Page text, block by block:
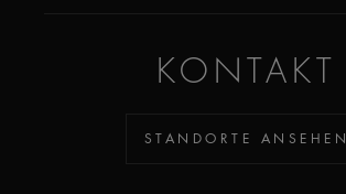
KONTAKT
STANDORTE ANSEHEN